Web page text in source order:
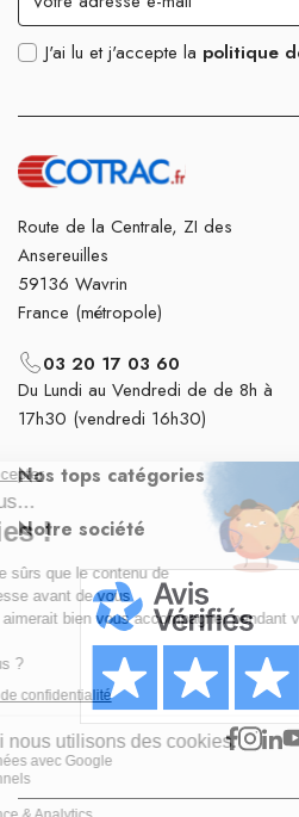
J'ai lu et j'accepte la politique
Route de la Centrale, ZI des
Ansereuilles
59136 Wavrin
France (métropole)
03 20 17 03 60
Du Lundi au Vendredi de de 8h à
17h30 (vendredi 16h30)
Nos tops catégories
Notre société